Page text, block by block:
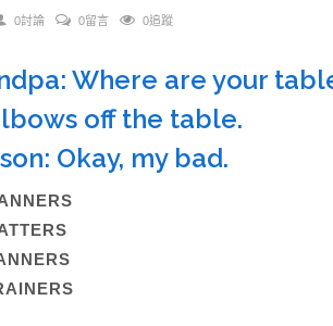
0討論 0留言 0追蹤
Where are your
off the table.
Okay, my bad.